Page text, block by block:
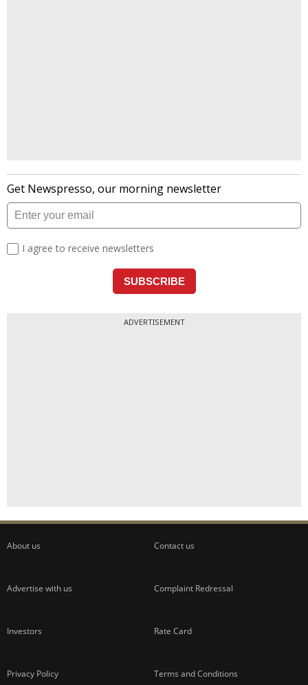
ADVERTISEMENT
About us Contact us
Advertise with us Complaint Redressal
Investors Rate Card
Privacy Policy Terms and Conditions